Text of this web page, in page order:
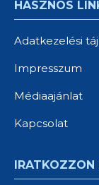
HASZNOS
Adatkezelési
Impresszum
Médiaajánlat
Kapcsolat
IRATKOZZON